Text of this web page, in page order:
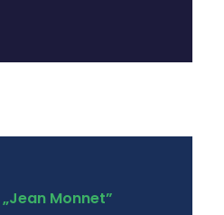
Monnet”